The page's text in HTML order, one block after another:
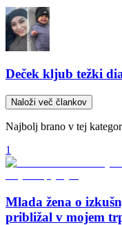
Deček kljub težki
Naloži več člankov
Najbolj brano v tej
1
Mlada žena o
približal v mojem